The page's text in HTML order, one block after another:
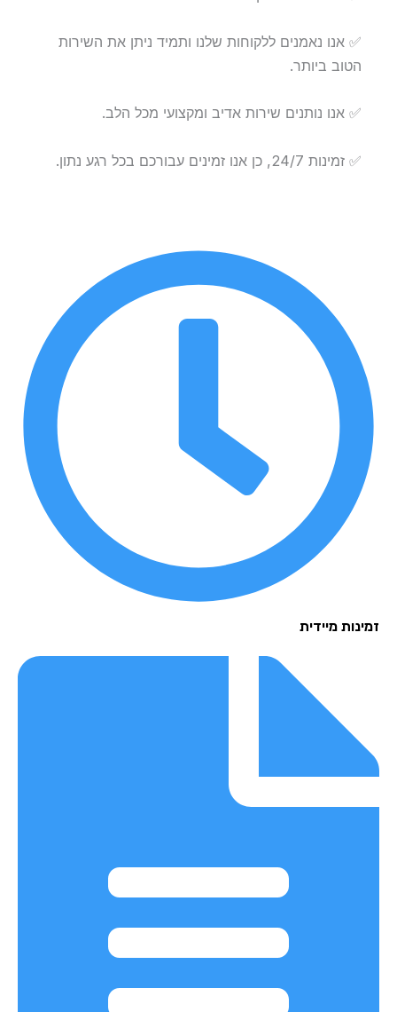
✅ אנו נאמנים ללקוחות שלנו ותמיד ניתן את השירות
הטוב ביותר.
✅ אנו נותנים שירות אדיב ומקצועי מכל הלב.
✅ זמינות 24/7, כן אנו זמינים עבורכם בכל רגע נתון.
זמינות מיידית